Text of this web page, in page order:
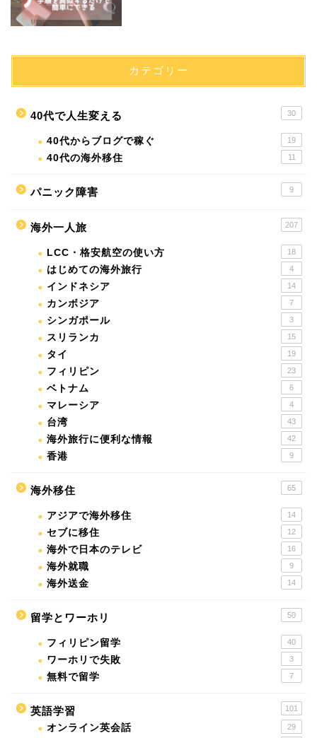
カテゴリー
40代で人生変える 30
40代からブログで稼ぐ 19
40代の海外移住 11
パニック障害 9
海外一人旅 207
LCC・格安航空の使い方 18
はじめての海外旅行 4
インドネシア 14
カンボジア 7
シンガポール 3
スリランカ 15
タイ 19
フィリピン 23
ベトナム 6
マレーシア 4
台湾 43
海外旅行に便利な情報 42
香港 9
海外移住 65
アジアで海外移住 14
セブに移住 12
海外で日本のテレビ 16
海外就職 9
海外送金 14
留学とワーホリ 50
フィリピン留学 40
ワーホリで失敗 3
無料で留学 7
英語学習 101
オンライン英会話 29